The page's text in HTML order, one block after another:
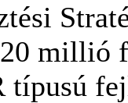
millió